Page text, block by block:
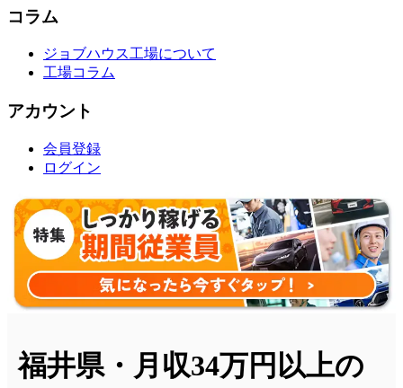
コラム
ジョブハウス工場について
工場コラム
アカウント
会員登録
ログイン
福井県・月収34万円以上の